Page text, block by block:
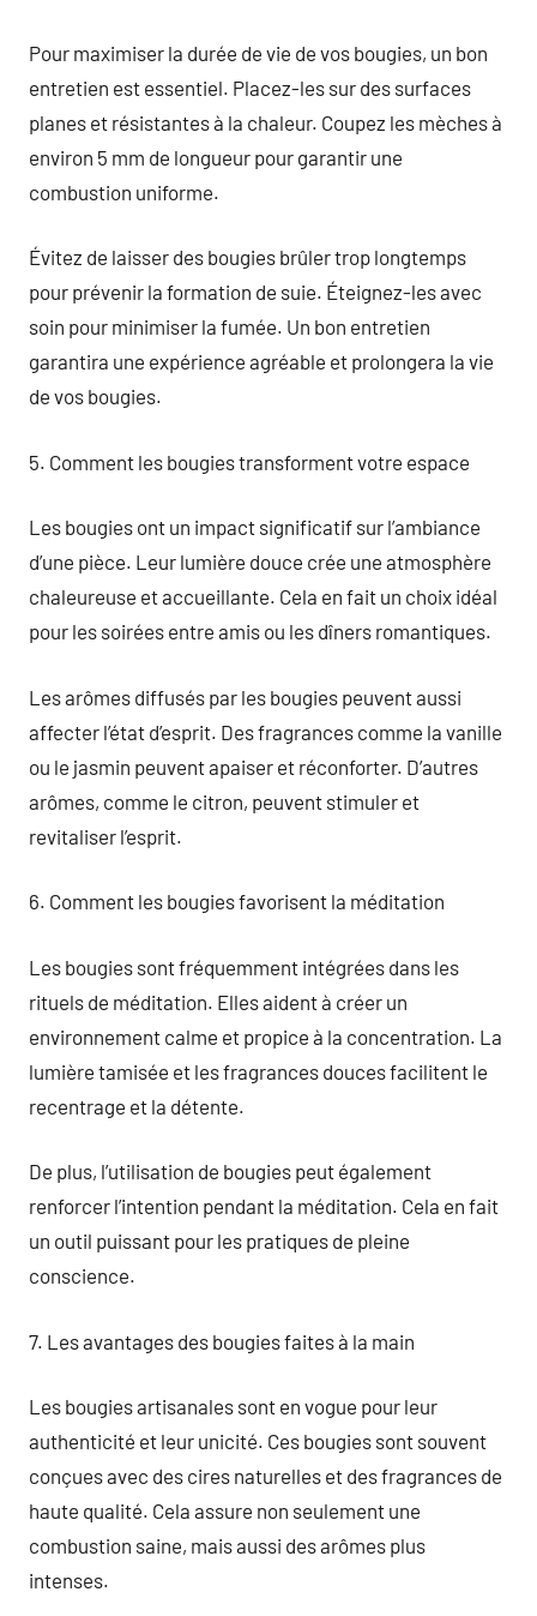
Pour maximiser la durée de vie de vos bougies, un bon
entretien est essentiel. Placez-les sur des surfaces
planes et résistantes à la chaleur. Coupez les mèches à
environ 5 mm de longueur pour garantir une
combustion uniforme.
Évitez de laisser des bougies brûler trop longtemps
pour prévenir la formation de suie. Éteignez-les avec
soin pour minimiser la fumée. Un bon entretien
garantira une expérience agréable et prolongera la vie
de vos bougies.
5. Comment les bougies transforment votre espace
Les bougies ont un impact significatif sur l’ambiance
d’une pièce. Leur lumière douce crée une atmosphère
chaleureuse et accueillante. Cela en fait un choix idéal
pour les soirées entre amis ou les dîners romantiques.
Les arômes diffusés par les bougies peuvent aussi
affecter l’état d’esprit. Des fragrances comme la vanille
ou le jasmin peuvent apaiser et réconforter. D’autres
arômes, comme le citron, peuvent stimuler et
revitaliser l’esprit.
6. Comment les bougies favorisent la méditation
Les bougies sont fréquemment intégrées dans les
rituels de méditation. Elles aident à créer un
environnement calme et propice à la concentration. La
lumière tamisée et les fragrances douces facilitent le
recentrage et la détente.
De plus, l’utilisation de bougies peut également
renforcer l’intention pendant la méditation. Cela en fait
un outil puissant pour les pratiques de pleine
conscience.
7. Les avantages des bougies faites à la main
Les bougies artisanales sont en vogue pour leur
authenticité et leur unicité. Ces bougies sont souvent
conçues avec des cires naturelles et des fragrances de
haute qualité. Cela assure non seulement une
combustion saine, mais aussi des arômes plus
intenses.